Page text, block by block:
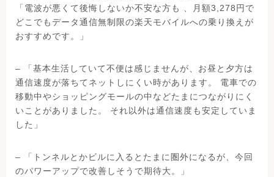
「電波が悪くて後悔しないか不安な方も 、月額3,278円で
どこでもデータ通信無制限の楽天モバイルへの乗り換えが
おすすめです。」
– 「基本生活していて不便は感じませんが、お昼と夕方は
通信速度が落ちてネットしにくい時があります。 電車での
移動中やショッピングモールの中などたまにつながりにく
いことがありました。 それ以外は通信速度も安定していま
した」
– 「トンネルとかビルに入るとたまに圏外になるが、今回
のパワーアップで改善しそうで期待大。」